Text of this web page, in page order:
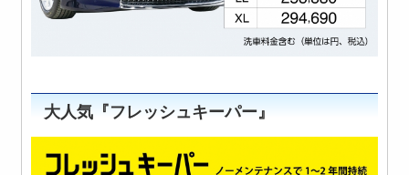
大人気『フレッシュキーパー』